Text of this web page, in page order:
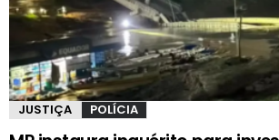
JUSTIÇA POLÍCIA